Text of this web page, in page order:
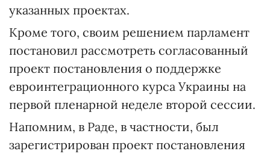
указанных проектах.
Кроме того, своим решением парламент
постановил рассмотреть согласованный
проект постановления о поддержке
евроинтеграционного курса Украины на
первой пленарной неделе второй сессии.
Напомним, в Раде, в частности, был
зарегистрирован проект постановления